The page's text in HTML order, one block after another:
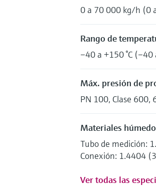
0 a 70 000 kg/h (0
Rango de
–40 a +150 °C (–40
Máx. presión de
PN 100, Clase 600,
Materiales
Tubo de medición:
Conexión: 1.4404
Ver todas las